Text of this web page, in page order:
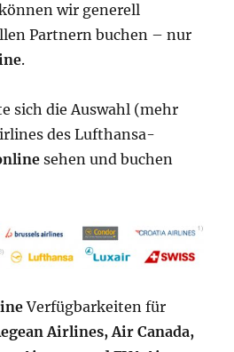
wir generell
Partnern buchen – nur
.
sich die Auswahl (mehr
des Lufthansa-
sehen und buchen
Verfügbarkeiten für
Airlines, Air Canada,